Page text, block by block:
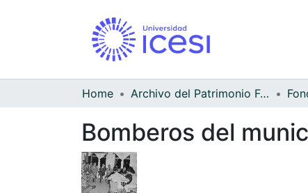
Home Archivo del Patrimonio Fotográfico y Fílmico del Valle del Cauca
Bomberos del